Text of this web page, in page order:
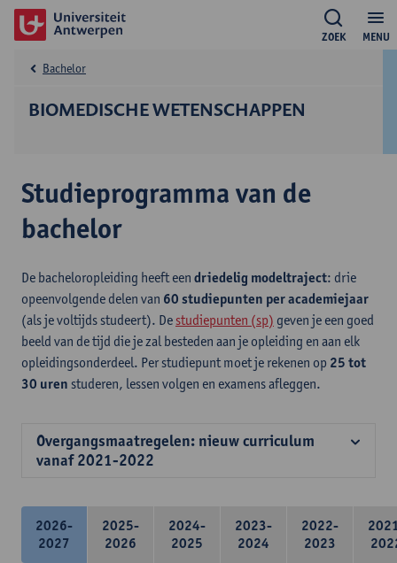
MENU
ZOEK
BIOMEDISCHE WETENSCHAPPEN
Bachelor
Studieprogramma van de
bachelor
De bacheloropleiding heeft een driedelig modeltraject: drie
opeenvolgende delen van 60 studiepunten per academiejaar
(als je voltijds studeert). De studiepunten (sp) geven je een goed
beeld van de tijd die je zal besteden aan je opleiding en aan elk
opleidingsonderdeel. Per studiepunt moet je rekenen op 25 tot
30 uren studeren, lessen volgen en examens afleggen.
Overgangsmaatregelen: nieuw curriculum
vanaf 2021-2022
2026-
2027
2025-
2026
2024-
2025
2023-
2024
2022-
2023